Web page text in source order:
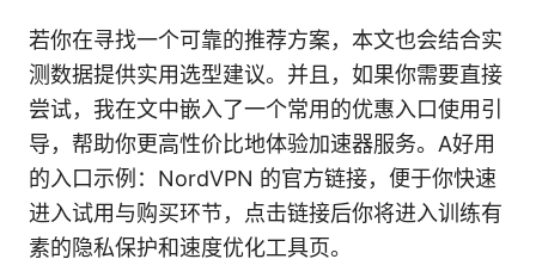
若你在寻找一个可靠的推荐方案，本文也会结合实
测数据提供实用选型建议。并且，如果你需要直接
尝试，我在文中嵌入了一个常用的优惠入口使用引
导，帮助你更高性价比地体验加速器服务。A好用
的入口示例：NordVPN 的官方链接，便于你快速
进入试用与购买环节，点击链接后你将进入训练有
素的隐私保护和速度优化工具页。